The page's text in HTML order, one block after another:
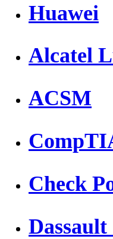
Huawei
Alcatel
ACSM
Check
Dassault